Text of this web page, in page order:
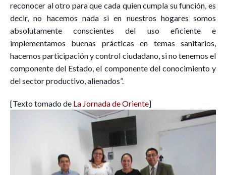
reconocer al otro para que cada quien cumpla su función, es
decir, no hacemos nada si en nuestros hogares somos
absolutamente conscientes del uso eficiente e
implementamos buenas prácticas en temas sanitarios,
hacemos participación y control ciudadano, si no tenemos el
componente del Estado, el componente del conocimiento y
del sector productivo, alienados”.
[Texto tomado de La Jornada de Oriente]